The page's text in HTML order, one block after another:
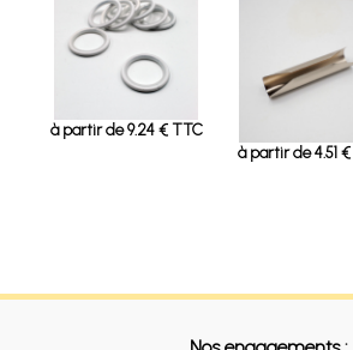
à partir de 9.24 € TTC
à partir de 4.51